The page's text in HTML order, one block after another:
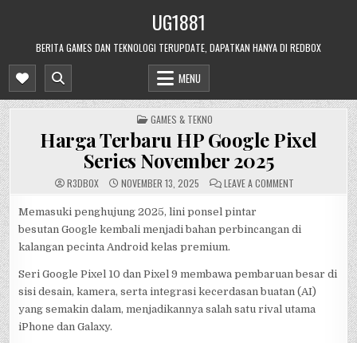
UG1881
BERITA GAMES DAN TEKNOLOGI TERUPDATE, DAPATKAN HANYA DI REDBOX
MENU
POSTED
IN
GAMES & TEKNO
Harga Terbaru HP Google Pixel
Series November 2025
R3DB0X NOVEMBER 13, 2025 LEAVE A COMMENT
PIXEL
Memasuki penghujung 2025, lini ponsel pintar
besutan Google kembali menjadi bahan perbincangan di
kalangan pecinta Android kelas premium.
Seri Google Pixel 10 dan Pixel 9 membawa pembaruan besar di
sisi desain, kamera, serta integrasi kecerdasan buatan (AI)
yang semakin dalam, menjadikannya salah satu rival utama
iPhone dan Galaxy.